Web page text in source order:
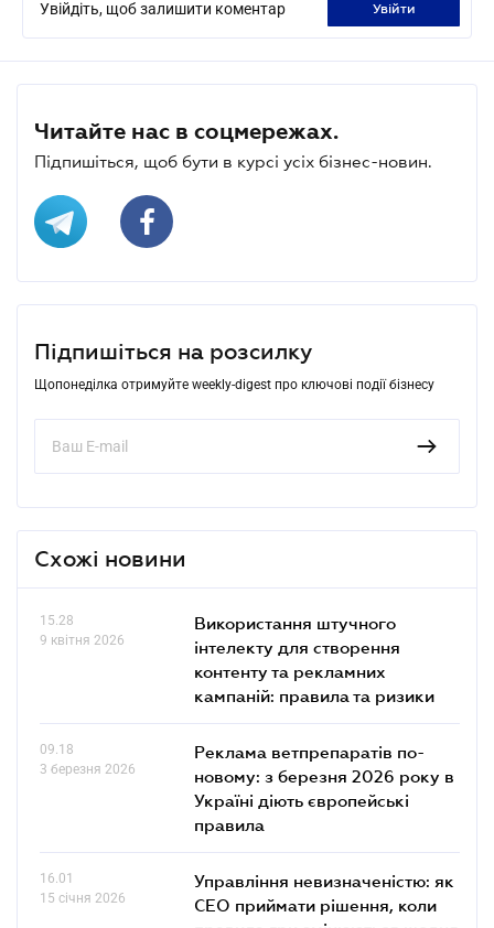
Увійдіть, щоб залишити коментар увійти
Читайте нас в соцмережах.
Підпишіться, щоб бути в курсі усіх бізнес-новин.
Підпишіться на розсилку
Щопонеділка отримуйте weekly-digest про ключові події бізнесу
Схожі новини
15.28
9 квітня 2026
Використання штучного
інтелекту для створення
контенту та рекламних
кампаній: правила та ризики
09.18
3 березня 2026
Реклама ветпрепаратів по-
новому: з березня 2026 року в
Україні діють європейські
правила
16.01
15 січня 2026
Управління невизначеністю: як
СЕО приймати рішення, коли